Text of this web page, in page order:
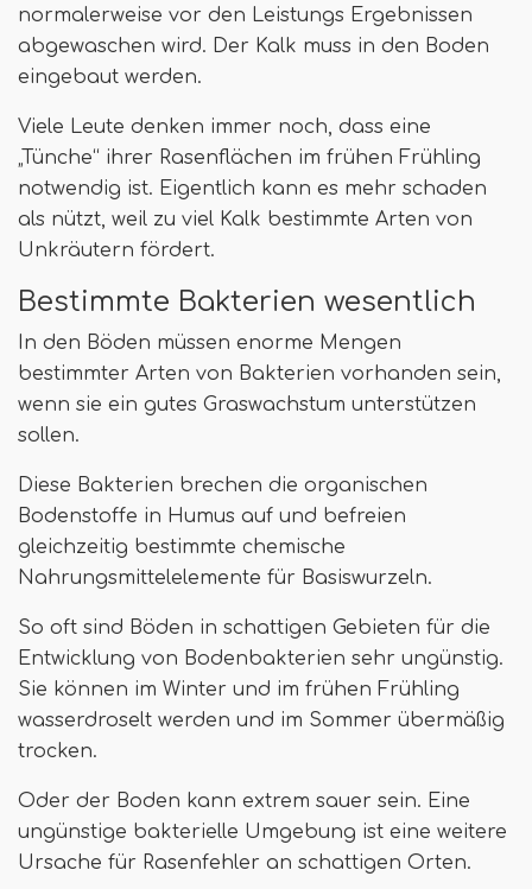
normalerweise vor den Leistungs Ergebnissen
abgewaschen wird. Der Kalk muss in den Boden
eingebaut werden.
Viele Leute denken immer noch, dass eine
„Tünche“ ihrer Rasenflächen im frühen Frühling
notwendig ist. Eigentlich kann es mehr schaden
als nützt, weil zu viel Kalk bestimmte Arten von
Unkräutern fördert.
Bestimmte Bakterien wesentlich
In den Böden müssen enorme Mengen
bestimmter Arten von Bakterien vorhanden sein,
wenn sie ein gutes Graswachstum unterstützen
sollen.
Diese Bakterien brechen die organischen
Bodenstoffe in Humus auf und befreien
gleichzeitig bestimmte chemische
Nahrungsmittelelemente für Basiswurzeln.
So oft sind Böden in schattigen Gebieten für die
Entwicklung von Bodenbakterien sehr ungünstig.
Sie können im Winter und im frühen Frühling
wasserdroselt werden und im Sommer übermäßig
trocken.
Oder der Boden kann extrem sauer sein. Eine
ungünstige bakterielle Umgebung ist eine weitere
Ursache für Rasenfehler an schattigen Orten.